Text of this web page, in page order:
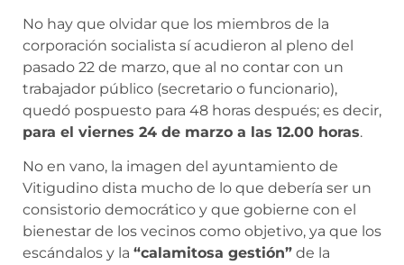
No hay que olvidar que los miembros de la
corporación socialista sí acudieron al pleno del
pasado 22 de marzo, que al no contar con un
trabajador público (secretario o funcionario),
quedó pospuesto para 48 horas después; es decir,
para el viernes 24 de marzo a las 12.00 horas.
No en vano, la imagen del ayuntamiento de
Vitigudino dista mucho de lo que debería ser un
consistorio democrático y que gobierne con el
bienestar de los vecinos como objetivo, ya que los
escándalos y la “calamitosa gestión” de la